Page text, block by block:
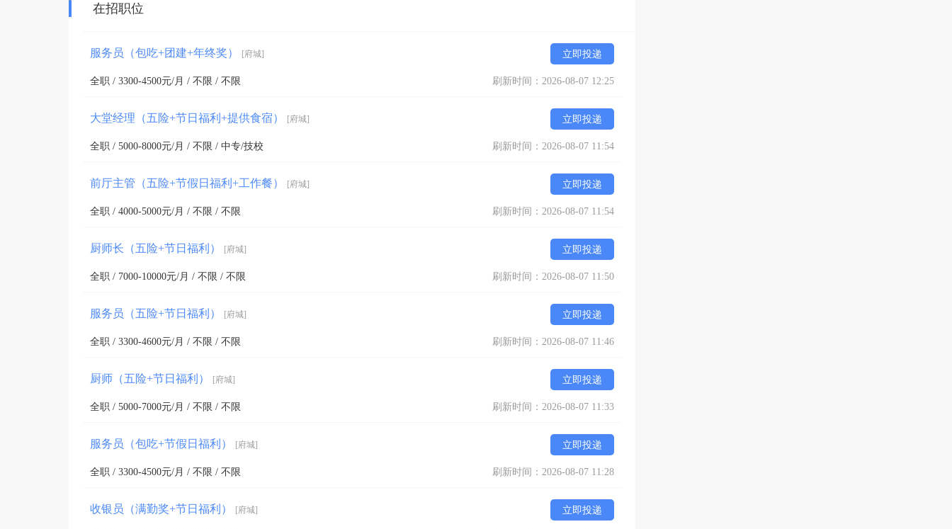
在招职位
服务员（包吃+团建+年终奖） [府城] 立即投递
全职 / 3300-4500元/月 / 不限 / 不限 刷新时间：2026-08-07 12:25
大堂经理（五险+节日福利+提供食宿） [府城] 立即投递
全职 / 5000-8000元/月 / 不限 / 中专/技校 刷新时间：2026-08-07 11:54
前厅主管（五险+节假日福利+工作餐） [府城] 立即投递
全职 / 4000-5000元/月 / 不限 / 不限 刷新时间：2026-08-07 11:54
厨师长（五险+节日福利） [府城] 立即投递
全职 / 7000-10000元/月 / 不限 / 不限 刷新时间：2026-08-07 11:50
服务员（五险+节日福利） [府城] 立即投递
全职 / 3300-4600元/月 / 不限 / 不限 刷新时间：2026-08-07 11:46
厨师（五险+节日福利） [府城] 立即投递
全职 / 5000-7000元/月 / 不限 / 不限 刷新时间：2026-08-07 11:33
服务员（包吃+节假日福利） [府城] 立即投递
全职 / 3300-4500元/月 / 不限 / 不限 刷新时间：2026-08-07 11:28
收银员（满勤奖+节日福利） [府城] 立即投递